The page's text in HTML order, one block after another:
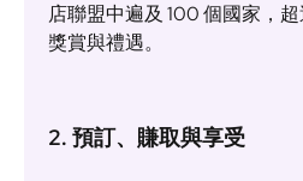
店聯盟中遍及 100 個國家，
獎賞與禮遇。
2. 預訂、賺取與享受